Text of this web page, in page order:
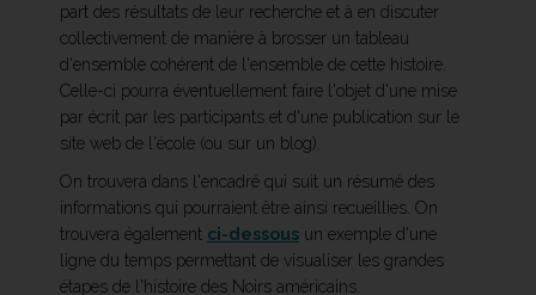
part des résultats de leur recherche et à en discuter
collectivement de manière à brosser un tableau
d'ensemble cohérent de l'ensemble de cette histoire.
Celle-ci pourra éventuellement faire l'objet d'une mise
par écrit par les participants et d'une publication sur le
site web de l'école (ou sur un blog).
On trouvera dans l'encadré qui suit un résumé des
informations qui pourraient être ainsi recueillies. On
trouvera également ci-dessous un exemple d'une
ligne du temps permettant de visualiser les grandes
étapes de l'histoire des Noirs américains.